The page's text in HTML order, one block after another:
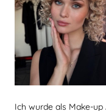
Ich wurde als Make-